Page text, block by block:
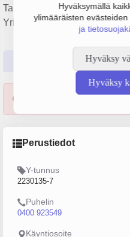
Hyväksymällä
ylimääräisten evästeiden
ja
Hyväksy
Hyväksy
Talonrakentaminen,
Yrityksen yhtiömuoto
Perustiedot
Y-tunnus
2230135-7
Puhelin
0400 923549
Käyntiosoite